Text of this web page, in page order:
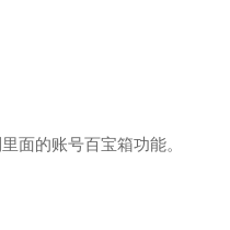
面的账号百宝箱功能。